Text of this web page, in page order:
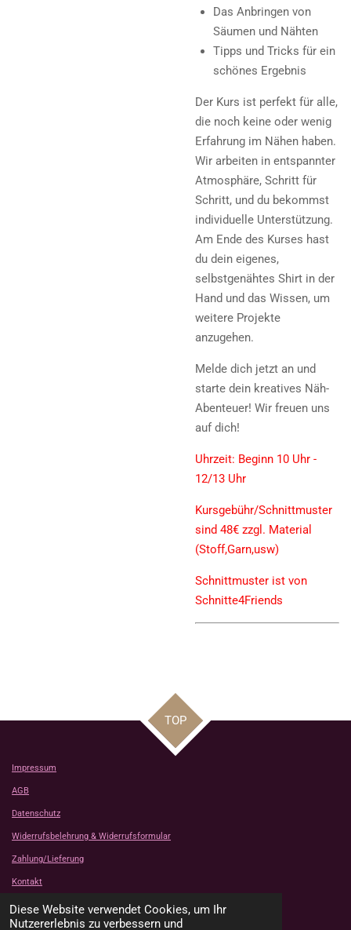
Diese Website verwendet Cookies, um Ihr
Nutzererlebnis zu verbessern und
Das Anbringen von
Säumen und Nähten
Tipps und Tricks für ein
schönes Ergebnis
Der Kurs ist perfekt für alle,
die noch keine oder wenig
Erfahrung im Nähen haben.
Wir arbeiten in entspannter
Atmosphäre, Schritt für
Schritt, und du bekommst
individuelle Unterstützung.
Am Ende des Kurses hast
du dein eigenes,
selbstgenähtes Shirt in der
Hand und das Wissen, um
weitere Projekte
anzugehen.
Melde dich jetzt an und
starte dein kreatives Näh-
Abenteuer! Wir freuen uns
auf dich!
Uhrzeit: Beginn 10 Uhr -
12/13 Uhr
Kursgebühr/Schnittmuster
sind 48€ zzgl. Material
(Stoff,Garn,usw)
Schnittmuster ist von
Schnitte4Friends
TOP
Impressum
AGB
Datenschutz
Widerrufsbelehrung & Widerrufsformular
Zahlung/Lieferung
Kontakt
Kundenbewertungen
© 2024 - 2026 Tanjas Stoffe Shop